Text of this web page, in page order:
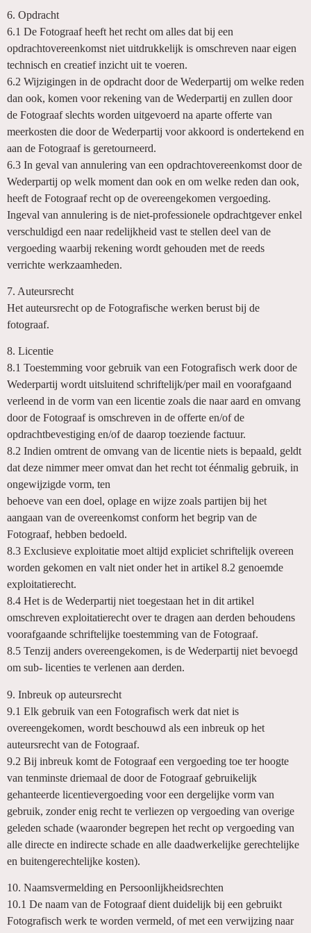
6. Opdracht
6.1 De Fotograaf heeft het recht om alles dat bij een
opdrachtovereenkomst niet uitdrukkelijk is omschreven naar eigen
technisch en creatief inzicht uit te voeren.
6.2 Wijzigingen in de opdracht door de Wederpartij om welke reden
dan ook, komen voor rekening van de Wederpartij en zullen door
de Fotograaf slechts worden uitgevoerd na aparte offerte van
meerkosten die door de Wederpartij voor akkoord is ondertekend en
aan de Fotograaf is geretourneerd.
6.3 In geval van annulering van een opdrachtovereenkomst door de
Wederpartij op welk moment dan ook en om welke reden dan ook,
heeft de Fotograaf recht op de overeengekomen vergoeding.
Ingeval van annulering is de niet-professionele opdrachtgever enkel
verschuldigd een naar redelijkheid vast te stellen deel van de
vergoeding waarbij rekening wordt gehouden met de reeds
verrichte werkzaamheden.
7. Auteursrecht
Het auteursrecht op de Fotografische werken berust bij de
fotograaf.
8. Licentie
8.1 Toestemming voor gebruik van een Fotografisch werk door de
Wederpartij wordt uitsluitend schriftelijk/per mail en voorafgaand
verleend in de vorm van een licentie zoals die naar aard en omvang
door de Fotograaf is omschreven in de offerte en/of de
opdrachtbevestiging en/of de daarop toeziende factuur.
8.2 Indien omtrent de omvang van de licentie niets is bepaald, geldt
dat deze nimmer meer omvat dan het recht tot éénmalig gebruik, in
ongewijzigde vorm, ten
behoeve van een doel, oplage en wijze zoals partijen bij het
aangaan van de overeenkomst conform het begrip van de
Fotograaf, hebben bedoeld.
8.3 Exclusieve exploitatie moet altijd expliciet schriftelijk overeen
worden gekomen en valt niet onder het in artikel 8.2 genoemde
exploitatierecht.
8.4 Het is de Wederpartij niet toegestaan het in dit artikel
omschreven exploitatierecht over te dragen aan derden behoudens
voorafgaande schriftelijke toestemming van de Fotograaf.
8.5 Tenzij anders overeengekomen, is de Wederpartij niet bevoegd
om sub- licenties te verlenen aan derden.
9. Inbreuk op auteursrecht
9.1 Elk gebruik van een Fotografisch werk dat niet is
overeengekomen, wordt beschouwd als een inbreuk op het
auteursrecht van de Fotograaf.
9.2 Bij inbreuk komt de Fotograaf een vergoeding toe ter hoogte
van tenminste driemaal de door de Fotograaf gebruikelijk
gehanteerde licentievergoeding voor een dergelijke vorm van
gebruik, zonder enig recht te verliezen op vergoeding van overige
geleden schade (waaronder begrepen het recht op vergoeding van
alle directe en indirecte schade en alle daadwerkelijke gerechtelijke
en buitengerechtelijke kosten).
10. Naamsvermelding en Persoonlijkheidsrechten
10.1 De naam van de Fotograaf dient duidelijk bij een gebruikt
Fotografisch werk te worden vermeld, of met een verwijzing naar